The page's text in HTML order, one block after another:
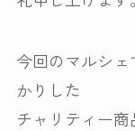
今回のマルシ
かりした
チャリティー商